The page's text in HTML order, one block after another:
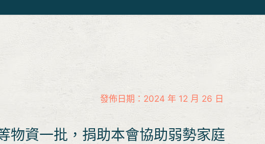
發佈日期：2024 年 12 月 26 日
物資一批，捐助本會協助弱勢家庭